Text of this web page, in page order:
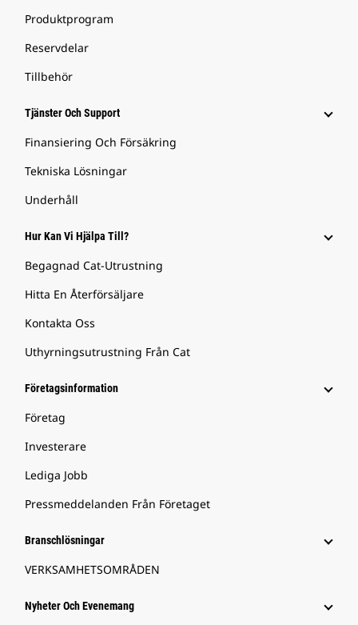
Produktprogram
Reservdelar
Tillbehör
Tjänster Och Support
Finansiering Och Försäkring
Tekniska Lösningar
Underhåll
Hur Kan Vi Hjälpa Till?
Begagnad Cat-Utrustning
Hitta En Återförsäljare
Kontakta Oss
Uthyrningsutrustning Från Cat
Företagsinformation
Företag
Investerare
Lediga Jobb
Pressmeddelanden Från Företaget
Branschlösningar
VERKSAMHETSOMRÅDEN
Nyheter Och Evenemang